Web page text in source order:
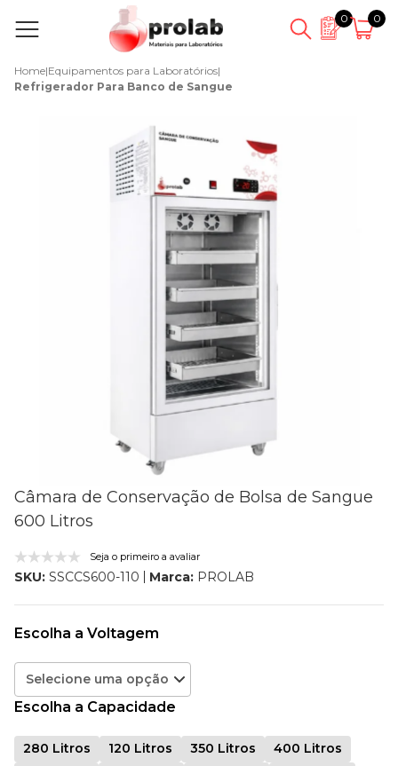
0 0
Home|Equipamentos para Laboratórios|
Refrigerador Para Banco de Sangue
Câmara de Conservação de Bolsa de Sangue
600 Litros
Seja o primeiro a avaliar
SKU: SSCCS600-110 Marca: PROLAB
Escolha a Voltagem
Escolha a Capacidade
280 Litros 120 Litros 350 Litros
400 Litros